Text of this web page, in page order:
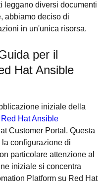
leggano diversi documenti
abbiamo deciso di
in un'unica risorsa.
per il
Hat Ansible
iniziale della
Hat Ansible
Customer Portal. Questa
configurazione di
particolare attenzione al
iniziale si concentra
Platform su Red Hat